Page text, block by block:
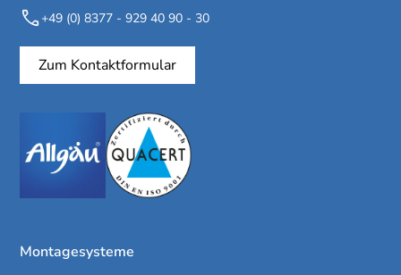
+49 (0) 8377 - 929 40 90 - 30
Zum Kontaktformular
Montagesysteme